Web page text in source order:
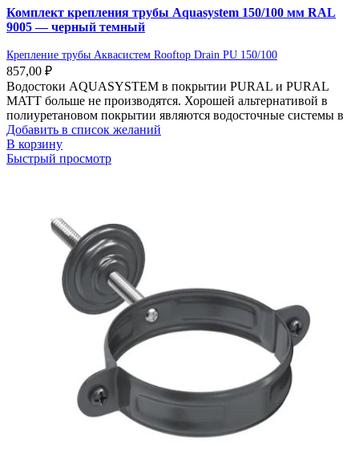
Комплект крепления трубы Aquasystem 150/100 мм RAL
9005 — черный темный
Крепление трубы Аквасистем Rooftop Drain PU 150/100
857,00 ₽
Водостоки AQUASYSTEM в покрытии PURAL и PURAL
MATT больше не производятся. Хорошей альтернативой в
полиуретановом покрытии являются водосточные системы в
Добавить в список желаний
В корзину
Быстрый просмотр